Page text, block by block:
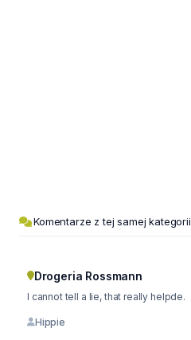
Komentarze z tej samej kategorii
Drogeria Rossmann
I cannot tell a lie, that really helpde.
Hippie